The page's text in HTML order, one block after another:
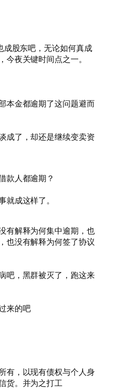
股东吧，无论如何真成
今夜关键时间点之一。
本金都逾期了这问题避而
成了，却还是继续变卖资
款人都逾期？
成这样了。
有解释为何集中逾期，也
也没有解释为何签了协议
吧，黑群被灭了，跑这来
来的吧
有，以现有债权与个人身
货。并为之打工